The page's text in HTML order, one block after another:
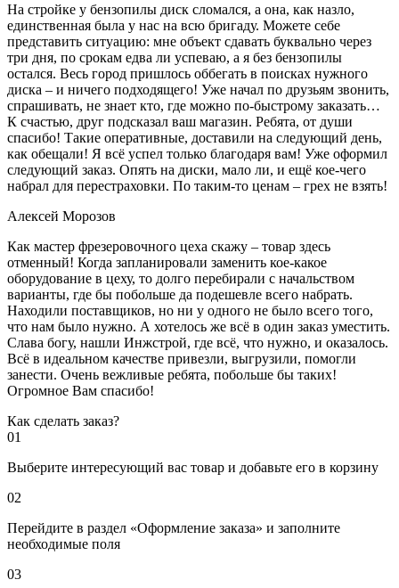
На стройке у бензопилы диск сломался, а она, как назло,
единственная была у нас на всю бригаду. Можете себе
представить ситуацию: мне объект сдавать буквально через
три дня, по срокам едва ли успеваю, а я без бензопилы
остался. Весь город пришлось оббегать в поисках нужного
диска – и ничего подходящего! Уже начал по друзьям звонить,
спрашивать, не знает кто, где можно по-быстрому заказать…
К счастью, друг подсказал ваш магазин. Ребята, от души
спасибо! Такие оперативные, доставили на следующий день,
как обещали! Я всё успел только благодаря вам! Уже оформил
следующий заказ. Опять на диски, мало ли, и ещё кое-чего
набрал для перестраховки. По таким-то ценам – грех не взять!
Алексей Морозов
Как мастер фрезеровочного цеха скажу – товар здесь
отменный! Когда запланировали заменить кое-какое
оборудование в цеху, то долго перебирали с начальством
варианты, где бы побольше да подешевле всего набрать.
Находили поставщиков, но ни у одного не было всего того,
что нам было нужно. А хотелось же всё в один заказ уместить.
Слава богу, нашли Инжстрой, где всё, что нужно, и оказалось.
Всё в идеальном качестве привезли, выгрузили, помогли
занести. Очень вежливые ребята, побольше бы таких!
Огромное Вам спасибо!
Как сделать заказ?
01
Выберите интересующий вас товар и добавьте его в корзину
02
Перейдите в раздел «Оформление заказа» и заполните
необходимые поля
03